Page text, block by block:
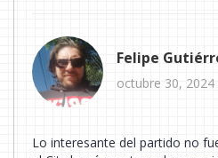
Felipe
octubre 30, 2024
Lo interesante del partido no